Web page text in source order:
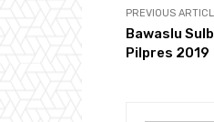
PREVIOUS
Bawaslu
Pilpres 2019